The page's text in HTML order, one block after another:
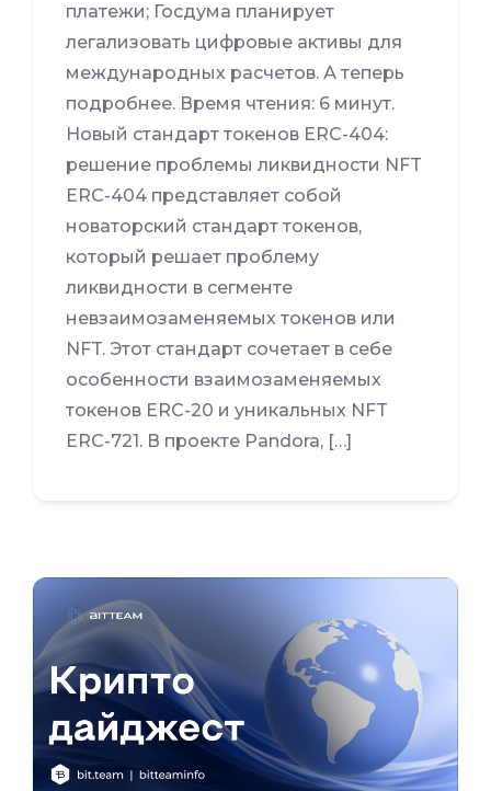
платежи; Госдума планирует
легализовать цифровые активы для
международных расчетов. А теперь
подробнее. Время чтения: 6 минут.
Новый стандарт токенов ERC-404:
решение проблемы ликвидности NFT
ERC-404 представляет собой
новаторский стандарт токенов,
который решает проблему
ликвидности в сегменте
невзаимозаменяемых токенов или
NFT. Этот стандарт сочетает в себе
особенности взаимозаменяемых
токенов ERC-20 и уникальных NFT
ERC-721. В проекте Pandora, […]